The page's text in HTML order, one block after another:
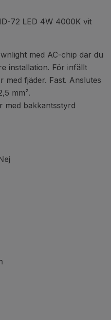
72 LED 4W 4000K vit
med AC-chip där du
installation. För infällt
med fjäder. Fast. Anslutes
mm².
med bakkantsstyrd